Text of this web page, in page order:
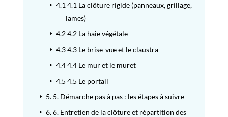
E 4.1 4.1 La clôture rigide (panneaux, grillage,
lames)
E 4.24.2 La haie végétale
E 4.34.3 Le brise-vue et le claustra
E 4.44.4 Le mur et le muret
E 4.5 4.5 Le portail
E 5.5. Démarche pas à pas : les étapes à suivre
E 6.6. Entretien de la clôture et répartition des